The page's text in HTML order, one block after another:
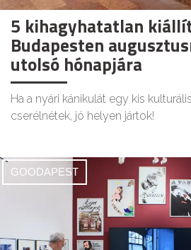
5 kihagyhatatlan
Budapesten
utolsó hónapjára
Ha a nyári kánikulát egy kis
cserélnétek, jó helyen jártok!
GOODAPEST